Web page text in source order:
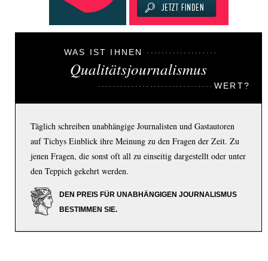
WAS IST IHNEN
Qualitätsjournalismus
WERT?
Täglich schreiben unabhängige Journalisten und Gastautoren
auf Tichys Einblick ihre Meinung zu den Fragen der Zeit. Zu
jenen Fragen, die sonst oft all zu einseitig dargestellt oder unter
den Teppich gekehrt werden.
DEN PREIS FÜR UNABHÄNGIGEN JOURNALISMUS
BESTIMMEN SIE.